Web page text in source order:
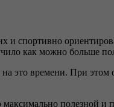
и спортивно
как можно больше
это времени. При этом
максимально полезной и